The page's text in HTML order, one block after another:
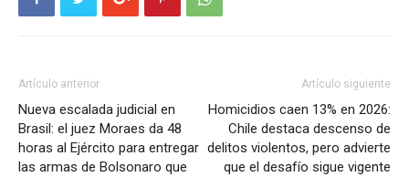
Artículo anterior
Nueva escalada judicial en
Brasil: el juez Moraes da 48
horas al Ejército para entregar
las armas de Bolsonaro que
Artículo siguiente
Homicidios caen 13% en 2026:
Chile destaca descenso de
delitos violentos, pero advierte
que el desafío sigue vigente